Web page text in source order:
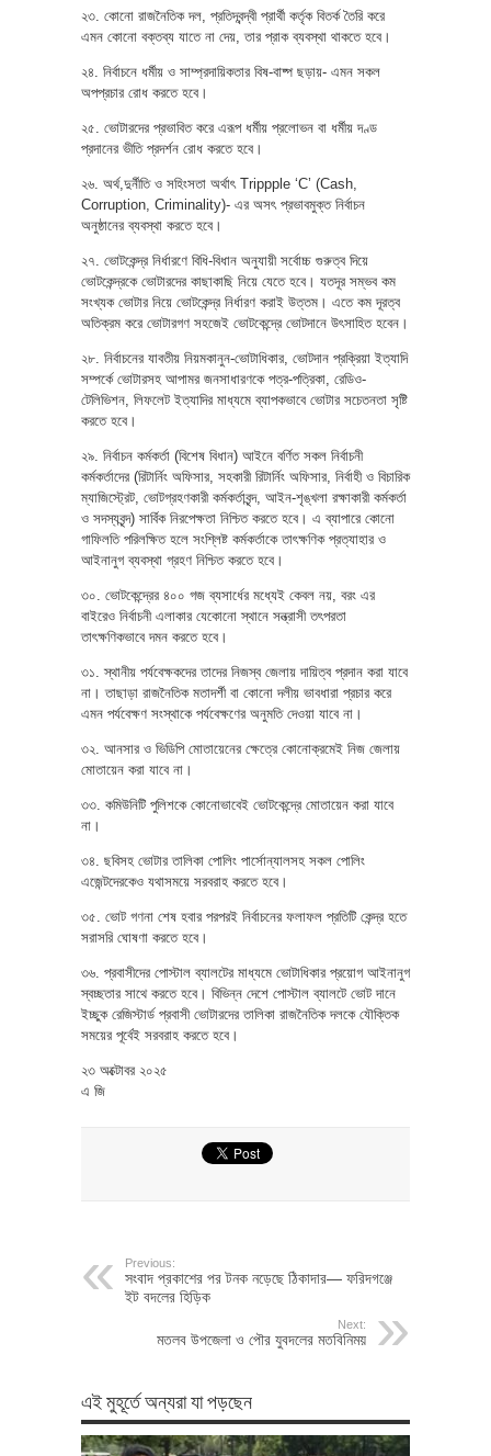
২৩. কোনো রাজনৈতিক দল, প্রতিদ্বন্দ্বী প্রার্থী কর্তৃক বিতর্ক তৈরি করে
এমন কোনো বক্তব্য যাতে না দেয়, তার প্রাক ব্যবস্থা থাকতে হবে।
২৪. নির্বাচনে ধর্মীয় ও সাম্প্রদায়িকতার বিষ-বাষ্প ছড়ায়- এমন সকল
অপপ্রচার রোধ করতে হবে।
২৫. ভোটারদের প্রভাবিত করে এরূপ ধর্মীয় প্রলোভন বা ধর্মীয় দণ্ড
প্রদানের ভীতি প্রদর্শন রোধ করতে হবে।
২৬. অর্থ,দুর্নীতি ও সহিংসতা অর্থাৎ Trippple ‘C’ (Cash,
Corruption, Criminality)- এর অসৎ প্রভাবমুক্ত নির্বাচন
অনুষ্ঠানের ব্যবস্থা করতে হবে।
২৭. ভোটকেন্দ্র নির্ধারণে বিধি-বিধান অনুযায়ী সর্বোচ্চ গুরুত্ব দিয়ে
ভোটকেন্দ্রকে ভোটারদের কাছাকাছি নিয়ে যেতে হবে। যতদূর সম্ভব কম
সংখ্যক ভোটার নিয়ে ভোটকেন্দ্র নির্ধারণ করাই উত্তম। এতে কম দূরত্ব
অতিক্রম করে ভোটারগণ সহজেই ভোটকেন্দ্রে ভোটদানে উৎসাহিত হবেন।
২৮. নির্বাচনের যাবতীয় নিয়মকানুন-ভোটাধিকার, ভোটদান প্রক্রিয়া ইত্যাদি
সম্পর্কে ভোটারসহ আপামর জনসাধারণকে পত্র-পত্রিকা, রেডিও-
টেলিভিশন, লিফলেট ইত্যাদির মাধ্যমে ব্যাপকভাবে ভোটার সচেতনতা সৃষ্টি
করতে হবে।
২৯. নির্বাচন কর্মকর্তা (বিশেষ বিধান) আইনে বর্ণিত সকল নির্বাচনী
কর্মকর্তাদের (রিটার্নিং অফিসার, সহকারী রিটার্নিং অফিসার, নির্বাহী ও বিচারিক
ম্যাজিস্ট্রেট, ভোটগ্রহণকারী কর্মকর্তাবৃন্দ, আইন-শৃঙ্খলা রক্ষাকারী কর্মকর্তা
ও সদস্যবৃন্দ) সার্বিক নিরপেক্ষতা নিশ্চিত করতে হবে। এ ব্যাপারে কোনো
গাফিলতি পরিলক্ষিত হলে সংশ্লিষ্ট কর্মকর্তাকে তাৎক্ষণিক প্রত্যাহার ও
আইনানুগ ব্যবস্থা গ্রহণ নিশ্চিত করতে হবে।
৩০. ভোটকেন্দ্রের ৪০০ গজ ব্যসার্ধের মধ্যেই কেবল নয়, বরং এর
বাইরেও নির্বাচনী এলাকার যেকোনো স্থানে সন্ত্রাসী তৎপরতা
তাৎক্ষণিকভাবে দমন করতে হবে।
৩১. স্থানীয় পর্যবেক্ষকদের তাদের নিজস্ব জেলায় দায়িত্ব প্রদান করা যাবে
না। তাছাড়া রাজনৈতিক মতাদর্শী বা কোনো দলীয় ভাবধারা প্রচার করে
এমন পর্যবেক্ষণ সংস্থাকে পর্যবেক্ষণের অনুমতি দেওয়া যাবে না।
৩২. আনসার ও ভিডিপি মোতায়েনের ক্ষেত্রে কোনোক্রমেই নিজ জেলায়
মোতায়েন করা যাবে না।
৩৩. কমিউনিটি পুলিশকে কোনোভাবেই ভোটকেন্দ্রে মোতায়েন করা যাবে
না।
৩৪. ছবিসহ ভোটার তালিকা পোলিং পার্সোন্যালসহ সকল পোলিং
এজেন্টদেরকেও যথাসময়ে সরবরাহ করতে হবে।
৩৫. ভোট গণনা শেষ হবার পরপরই নির্বাচনের ফলাফল প্রতিটি কেন্দ্র হতে
সরাসরি ঘোষণা করতে হবে।
৩৬. প্রবাসীদের পোস্টাল ব্যালটের মাধ্যমে ভোটাধিকার প্রয়োগ আইনানুগ
স্বচ্ছতার সাথে করতে হবে। বিভিন্ন দেশে পোস্টাল ব্যালটে ভোট দানে
ইচ্ছুক রেজিস্টার্ড প্রবাসী ভোটারদের তালিকা রাজনৈতিক দলকে যৌক্তিক
সময়ের পূর্বেই সরবরাহ করতে হবে।
২৩ অক্টোবর ২০২৫
এ জি
Previous:
সংবাদ প্রকাশের পর টনক নড়েছে ঠিকাদার— ফরিদগঞ্জে
ইট বদলের হিড়িক
Next:
মতলব উপজেলা ও পৌর যুবদলের মতবিনিময়
এই মুহূর্তে অন্যরা যা পড়ছেন